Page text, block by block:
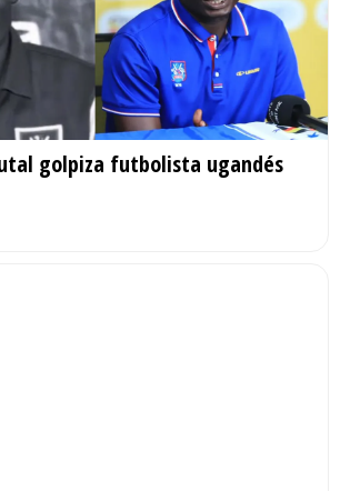
golpiza futbolista ugandés